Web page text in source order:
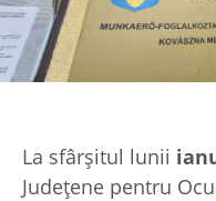
La sfârșitul lunii
Județene pentru